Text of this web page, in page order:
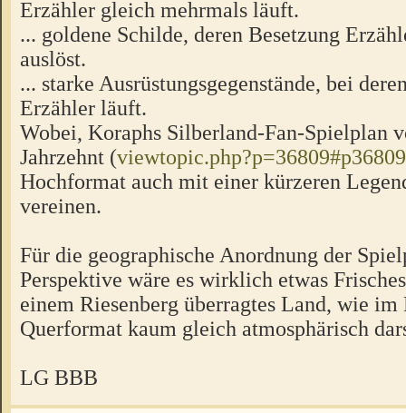
Erzähler gleich mehrmals läuft.
... goldene Schilde, deren Besetzung
auslöst.
... starke Ausrüstungsgegenstände, bei
Erzähler läuft.
Wobei, Koraphs Silberland-Fan-Spielplan
Jahrzehnt (viewtopic.php?p=36809#p36809
Hochformat auch mit einer kürzeren
vereinen.
Für die geographische Anordnung der
Perspektive wäre es wirklich etwas
einem Riesenberg überragtes Land, wie
Querformat kaum gleich atmosphärisch
LG BBB